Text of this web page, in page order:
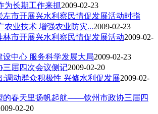
为长期工作来抓2009-02-23
左市开展兴水利察民情促发展活动时指
农业技术 增强农业防灾...2009-02-23
林市开展兴水利察民情促发展活动2009-02-
设中心 服务科学发展大局2009-02-23
三届四次会议侧记2009-02-20
:调动群众积极性 兴修水利促发展2009-02-
的春天里扬帆起航——钦州市政协三届四
02-20